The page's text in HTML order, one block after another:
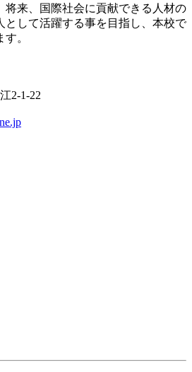
将来、国際社会に貢献できる人材の
として活躍する事を目指し、本校で
。
2-1-22